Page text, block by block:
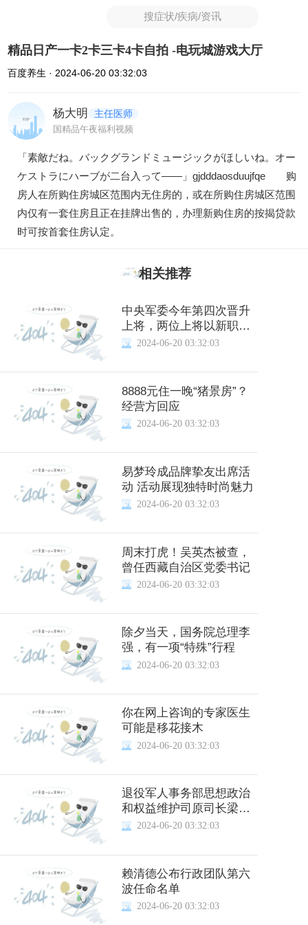
搜症状/疾病/资讯
精品日产一卡2卡三卡4卡自拍 -电玩城游戏大厅
百度养生 · 2024-06-20 03:32:03
杨大明 主任医师
国精品午夜福利视频
「素敵だね。バックグランドミュージックがほしいね。オー
ケストラにハーブが二台入って――」gjdddaosduujfqe 购
房人在所购住房城区范围内无住房的，或在所购住房城区范围
内仅有一套住房且正在挂牌出售的，办理新购住房的按揭贷款
时可按首套住房认定。
相关推荐
中央军委今年第四次晋升
上将，两位上将以新职亮
相 2024-06-20 03:32:03
8888元住一晚“猪景房”？
经营方回应
2024-06-20 03:32:03
易梦玲成品牌挚友出席活
动 活动展现独特时尚魅力
2024-06-20 03:32:03
周末打虎！吴英杰被查，
曾任西藏自治区党委书记
2024-06-20 03:32:03
除夕当天，国务院总理李
强，有一项“特殊”行程
2024-06-20 03:32:03
你在网上咨询的专家医生
可能是移花接木
2024-06-20 03:32:03
退役军人事务部思想政治
和权益维护司原司长梁竞
阁被决定逮捕
2024-06-20 03:32:03
赖清德公布行政团队第六
波任命名单
2024-06-20 03:32:03